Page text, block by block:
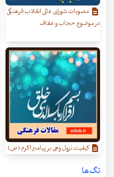
مصوبات شورای عالی انقلاب فرهنگی
در موضوع حجاب و عفاف
کیفیت نزول وحی بر پیامبر اکرم (ص)
تگ‌ها